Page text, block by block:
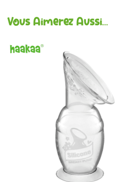
Vous Aimerez Aussi...